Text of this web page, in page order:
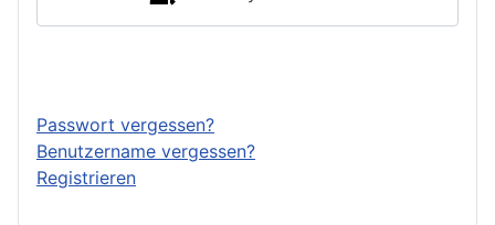
Passwort vergessen?
Benutzername vergessen?
Registrieren